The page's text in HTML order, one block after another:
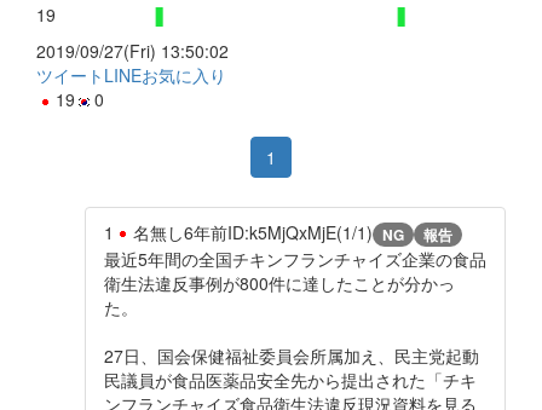
19
2019/09/27(Fri) 13:50:02
ツイート LINEお気に入り
19
0
1
1 名無し6年前ID:k5MjQxMjE(1/1) NG 報告
最近5年間の全国チキンフランチャイズ企業の食品
衛生法違反事例が800件に達したことが分かっ
た。
27日、国会保健福祉委員会所属加え、民主党起動
民議員が食品医薬品安全先から提出された「チキ
ンフランチャイズ食品衛生法違反現況資料を見る